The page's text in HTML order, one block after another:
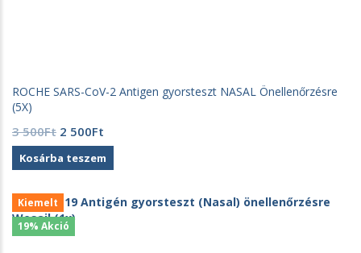
ROCHE SARS-CoV-2 Antigen gyorsteszt NASAL Önellenőrzésre
(5X)
3 500Ft Original
price
was:
500Ft.
2 500Ft
price
is:
500Ft.
Kosárba teszem
Kiemelt
19% Akció